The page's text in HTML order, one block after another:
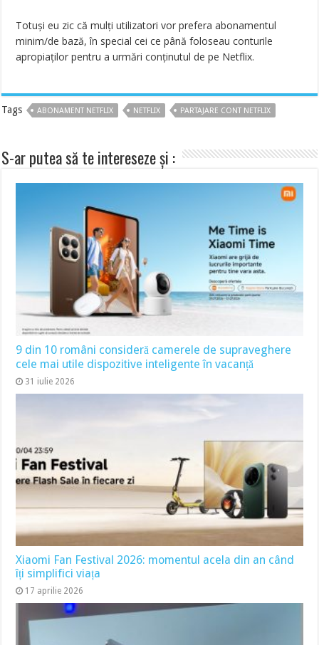
Totuși eu zic că mulți utilizatori vor prefera abonamentul
minim/de bază, în special cei ce până foloseau conturile
apropiaților pentru a urmări conținutul de pe Netflix.
Tags ABONAMENT NETFLIX NETFLIX PARTAJARE CONT NETFLIX
S-ar putea să te intereseze și :
9 din 10 români consideră camerele de supraveghere
cele mai utile dispozitive inteligente în vacanță
31 iulie 2026
Xiaomi Fan Festival 2026: momentul acela din an când
îți simplifici viața
17 aprilie 2026